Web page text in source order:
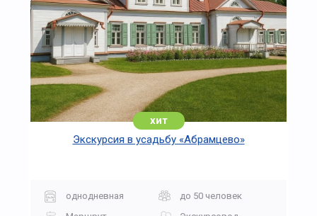
хит
Экскурсия в усадьбу «Абрамцево»
однодневная
до 50 человек